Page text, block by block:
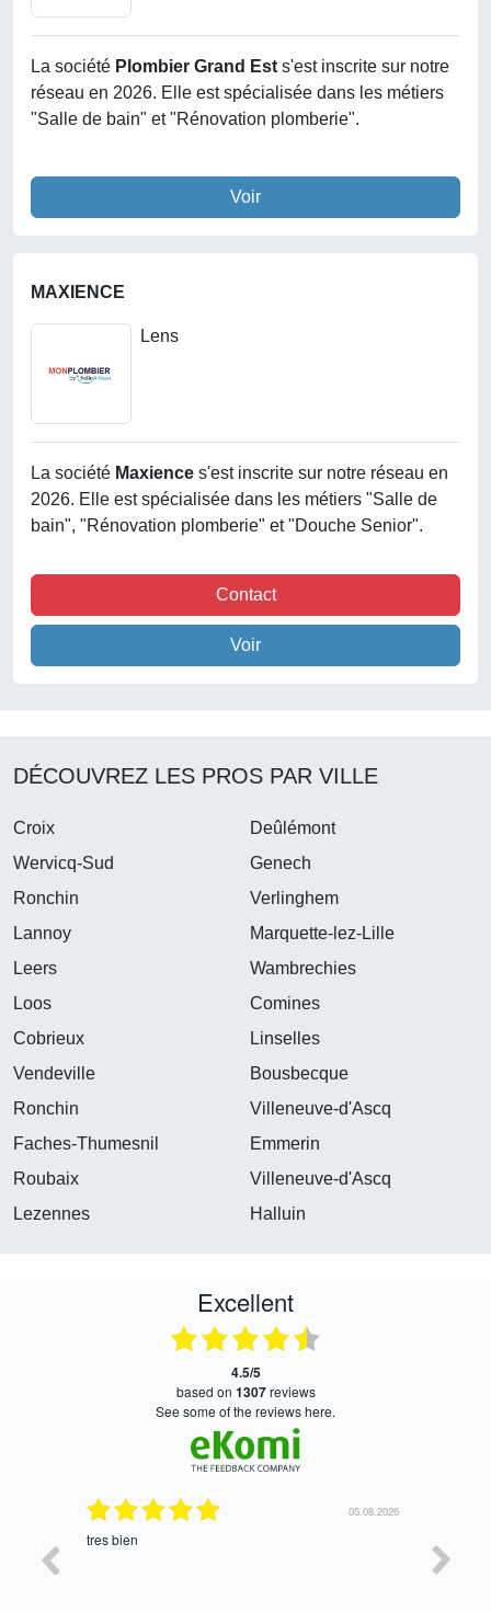
La société Plombier Grand Est s'est inscrite sur notre
réseau en 2026. Elle est spécialisée dans les métiers
"Salle de bain" et "Rénovation plomberie".
Voir
MAXIENCE
Lens
La société Maxience s'est inscrite sur notre réseau en
2026. Elle est spécialisée dans les métiers "Salle de
bain", "Rénovation plomberie" et "Douche Senior".
Contact
Voir
DÉCOUVREZ LES PROS PAR VILLE
Croix
Deûlémont
Wervicq-Sud
Genech
Ronchin
Verlinghem
Lannoy
Marquette-lez-Lille
Leers
Wambrechies
Loos
Comines
Cobrieux
Linselles
Vendeville
Bousbecque
Ronchin
Villeneuve-d'Ascq
Faches-Thumesnil
Emmerin
Roubaix
Villeneuve-d'Ascq
Lezennes
Halluin
Excellent
4.5/5
based on 1307reviews
see some of the reviews here.
05.08.2026
tres bien